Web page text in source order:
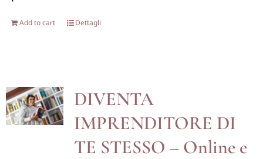
Add to cart Dettagli
DIVENTA
IMPRENDITORE DI
TE STESSO – Online e